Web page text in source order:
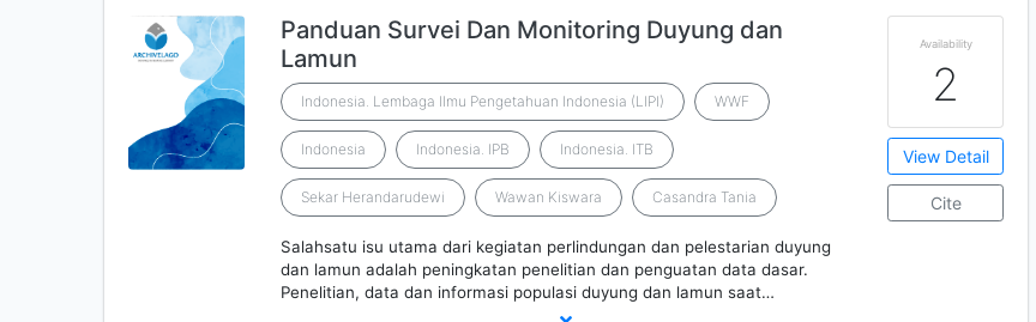
Panduan Survei Dan Monitoring Duyung dan
Lamun
Indonesia. Lembaga Ilmu Pengetahuan Indonesia (LIPI) WWF
Indonesia Indonesia. IPB Indonesia. ITB
Sekar Herandarudewi Wawan Kiswara Casandra Tania
Salahsatu isu utama dari kegiatan perlindungan dan pelestarian duyung
dan lamun adalah peningkatan penelitian dan penguatan data dasar.
Penelitian, data dan informasi populasi duyung dan lamun saat…
Availability
2
View Detail
Cite